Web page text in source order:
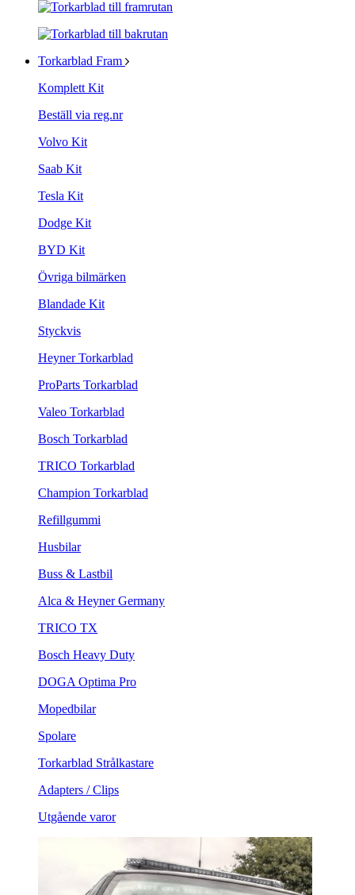
Torkarblad Fram
Komplett Kit
Beställ via reg.nr
Volvo Kit
Saab Kit
Tesla Kit
Dodge Kit
BYD Kit
Övriga bilmärken
Blandade Kit
Styckvis
Heyner Torkarblad
ProParts Torkarblad
Valeo Torkarblad
Bosch Torkarblad
TRICO Torkarblad
Champion Torkarblad
Refillgummi
Husbilar
Buss & Lastbil
Alca & Heyner Germany
TRICO TX
Bosch Heavy Duty
DOGA Optima Pro
Mopedbilar
Spolare
Torkarblad Strålkastare
Adapters / Clips
Utgående varor